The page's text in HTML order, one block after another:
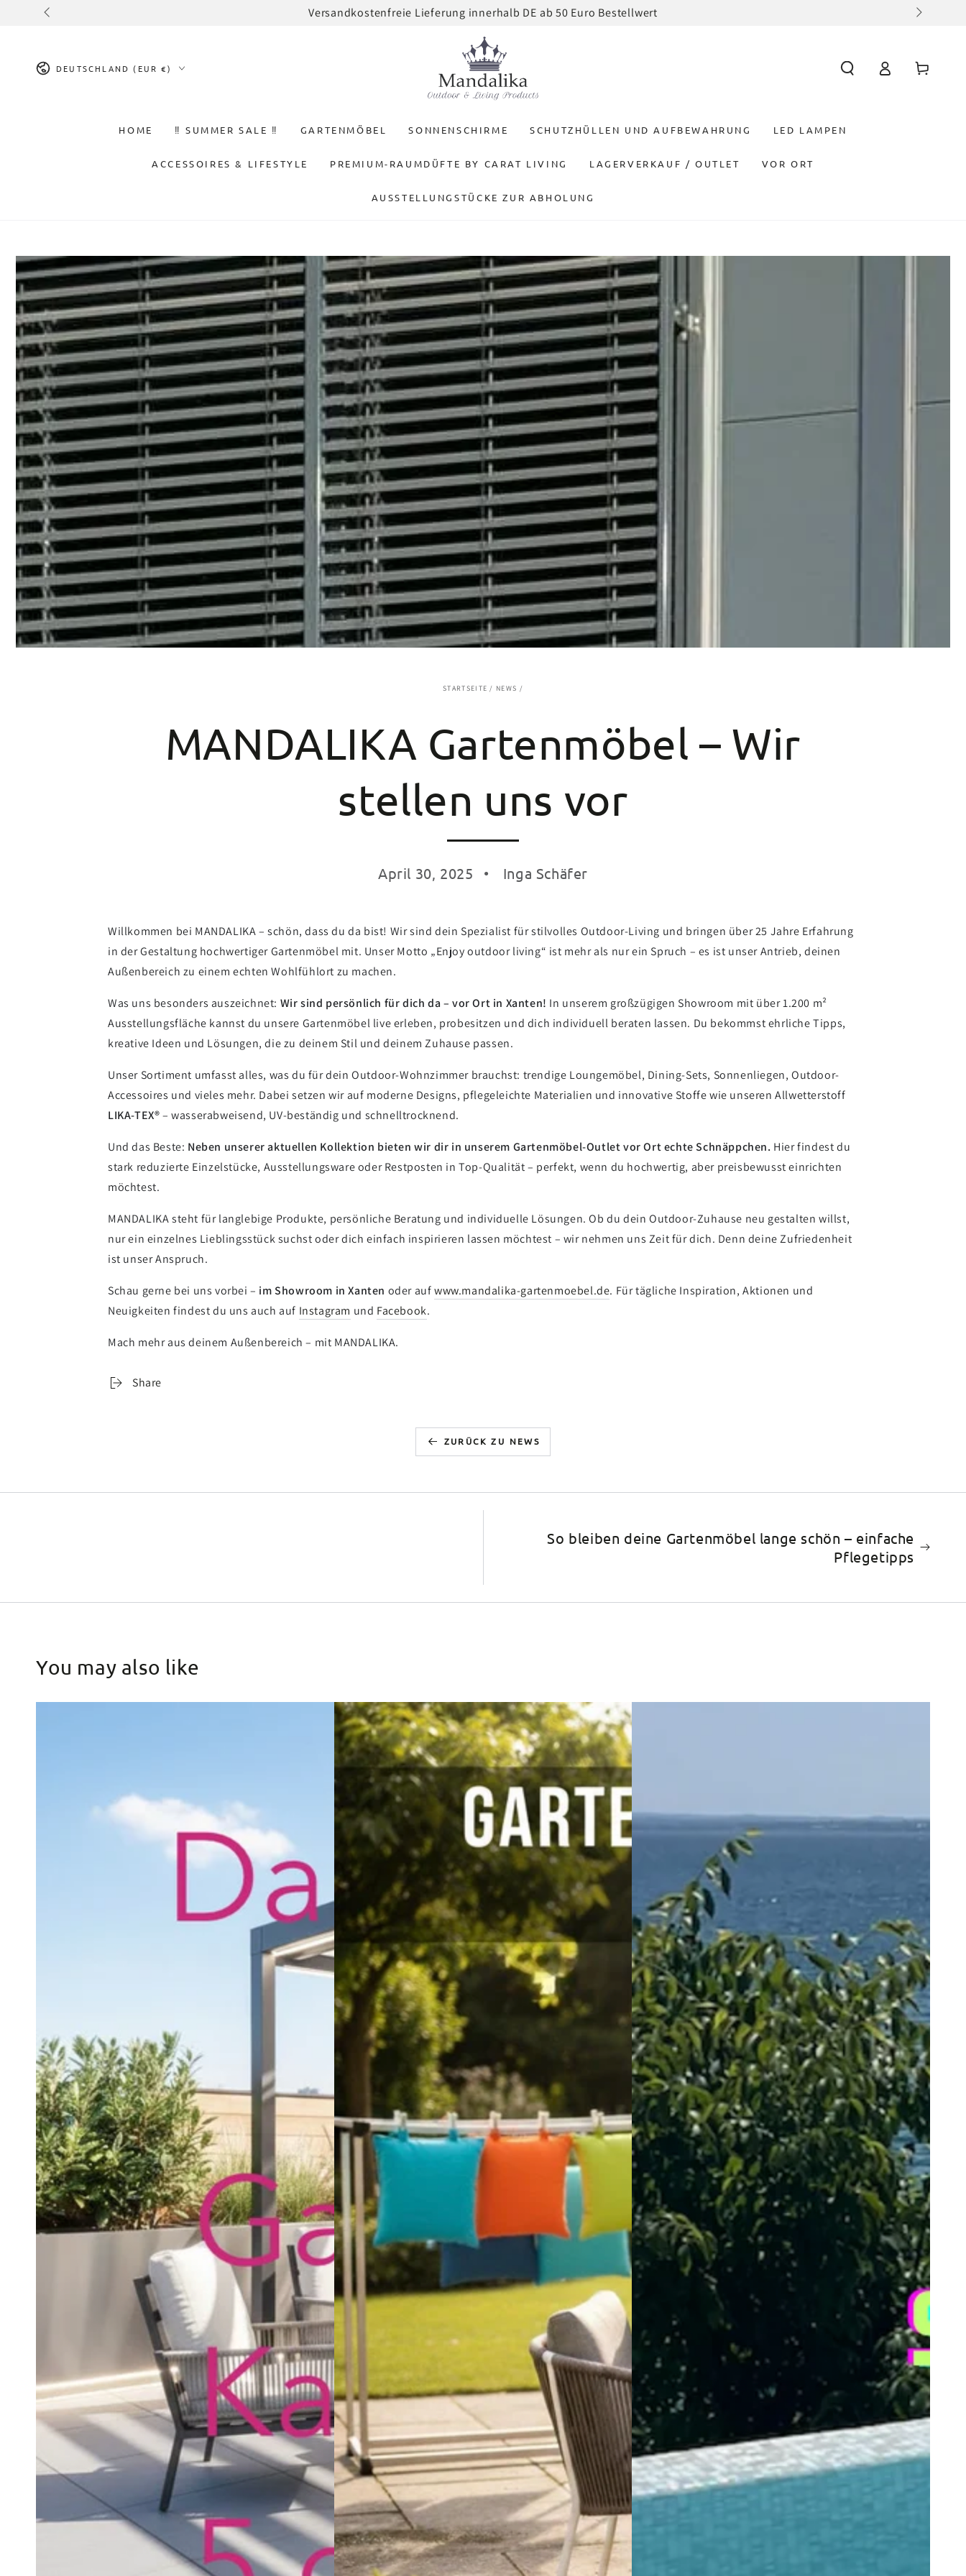
ZUM INHALT
SPRINGEN
Zum Newsletter anmelden und 3% Rabatt erhalten auf eure Gartenmöbel Bestellung mit dem Code NEW-TO-MG10
Land/Region
DEUTSCHLAND (EUR €)
HOME ‼️ SUMMER SALE ‼️ GARTENMÖBEL SONNENSCHIRME SCHUTZHÜLLEN UND AUFBEWAHRUNG LED LAMPEN
ACCESSOIRES & LIFESTYLE PREMIUM-RAUMDÜFTE BY CARAT LIVING LAGERVERKAUF / OUTLET VOR ORT
AUSSTELLUNGSTÜCKE ZUR ABHOLUNG
EinloggenWarenkorb
STARTSEITE / NEWS /
MANDALIKA Gartenmöbel – Wir
stellen uns vor
April 30, 2025 Inga Schäfer
Willkommen bei MANDALIKA – schön, dass du da bist! Wir sind dein Spezialist für stilvolles Outdoor-Living und bringen über 25 Jahre Erfahrung
in der Gestaltung hochwertiger Gartenmöbel mit. Unser Motto „Enjoy outdoor living“ ist mehr als nur ein Spruch – es ist unser Antrieb, deinen
Außenbereich zu einem echten Wohlfühlort zu machen.
Was uns besonders auszeichnet: Wir sind persönlich für dich da – vor Ort in Xanten! In unserem großzügigen Showroom mit über 1.200 m²
Ausstellungsfläche kannst du unsere Gartenmöbel live erleben, probesitzen und dich individuell beraten lassen. Du bekommst ehrliche Tipps,
kreative Ideen und Lösungen, die zu deinem Stil und deinem Zuhause passen.
Unser Sortiment umfasst alles, was du für dein Outdoor-Wohnzimmer brauchst: trendige Loungemöbel, Dining-Sets, Sonnenliegen, Outdoor-
Accessoires und vieles mehr. Dabei setzen wir auf moderne Designs, pflegeleichte Materialien und innovative Stoffe wie unseren Allwetterstoff
LIKA-TEX®– wasserabweisend, UV-beständig und schnelltrocknend.
Und das Beste: Neben unserer aktuellen Kollektion bieten wir dir in unserem Gartenmöbel-Outlet vor Ort echte Schnäppchen. Hier findest du
stark reduzierte Einzelstücke, Ausstellungsware oder Restposten in Top-Qualität – perfekt, wenn du hochwertig, aber preisbewusst einrichten
möchtest.
MANDALIKA steht für langlebige Produkte, persönliche Beratung und individuelle Lösungen. Ob du dein Outdoor-Zuhause neu gestalten willst,
nur ein einzelnes Lieblingsstück suchst oder dich einfach inspirieren lassen möchtest – wir nehmen uns Zeit für dich. Denn deine Zufriedenheit
ist unser Anspruch.
Schau gerne bei uns vorbei – im Showroom in Xanten oder aufwww.mandalika-gartenmoebel.de. Für tägliche Inspiration, Aktionen und
Neuigkeiten findest du uns auch auf Instagram und Facebook.
Mach mehr aus deinem Außenbereich – mit MANDALIKA.
Share
ZURÜCK ZU NEWS
So bleiben deine Gartenmöbel lange schön – einfache
Pflegetipps
You may also like